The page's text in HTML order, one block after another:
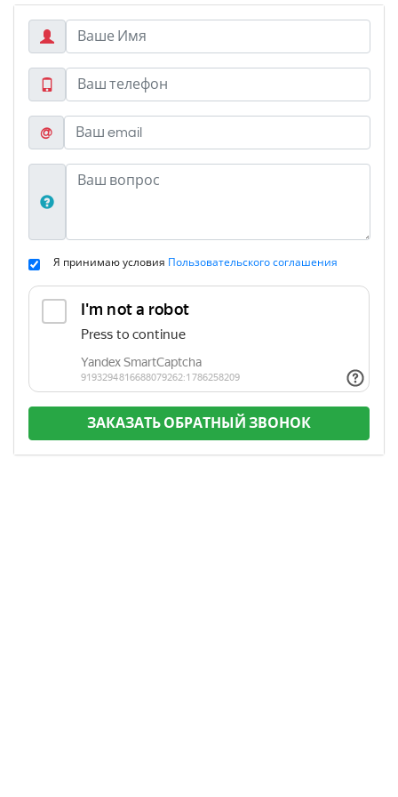
@
Я принимаю условия Пользовательского соглашения